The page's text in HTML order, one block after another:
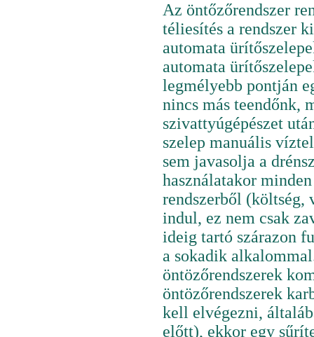
Az öntőzőrendszer
téliesítés a rendszer
automata
automata
legmélyebb pontján
nincs más teendőnk,
szivattyúgépészet
szelep manuális
sem javasolja a
használatakor
rendszerből (költség,
indul, ez nem csak
ideig tartó szárazon
a sokadik
öntözőrendszerek
öntözőrendszerek
kell elvégezni,
előtt), ekkor egy